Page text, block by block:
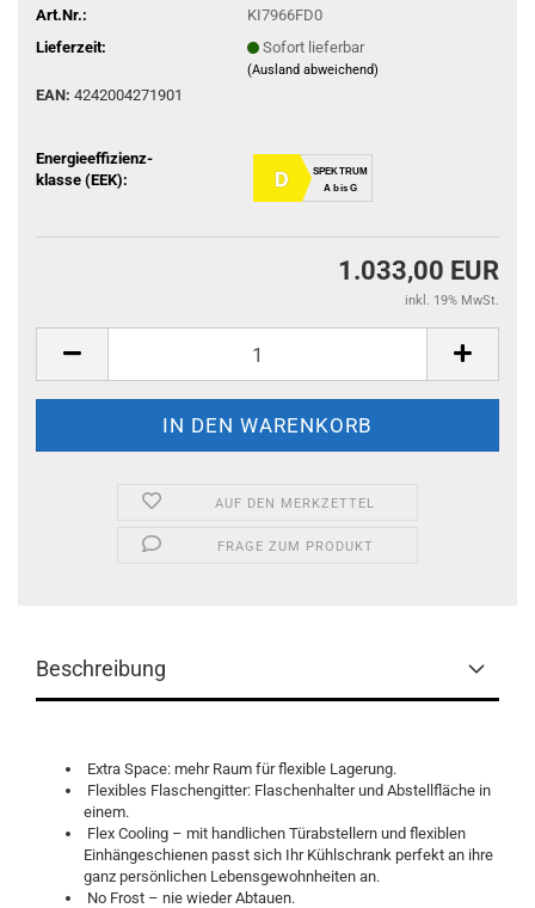
Art.Nr.:
KI7966FD0
Lieferzeit:
Sofort lieferbar
(Ausland abweichend)
EAN: 4242004271901
Energieeffizienz-
klasse (EEK):
D
SPEKTRUM
A bis G
1.033,00 EUR
inkl. 19% MwSt.
AUF DEN MERKZETTEL
FRAGE ZUM PRODUKT
Beschreibung
Extra Space: mehr Raum für flexible Lagerung.
Flexibles Flaschengitter: Flaschenhalter und Abstellfläche in
einem.
Flex Cooling – mit handlichen Türabstellern und flexiblen
Einhängeschienen passt sich Ihr Kühlschrank perfekt an ihre
ganz persönlichen Lebensgewohnheiten an.
No Frost – nie wieder Abtauen.